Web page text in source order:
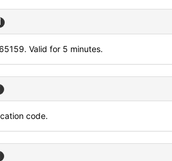
Valid for 5 minutes.
code.